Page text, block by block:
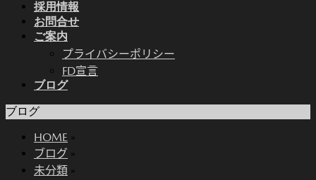
採用情報
お問合せ
ご案内
プライバシーポリシー
FD宣言
ブログ
ブログ
HOME »
ブログ »
未分類 »